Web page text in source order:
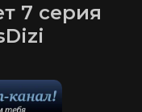
7 серия